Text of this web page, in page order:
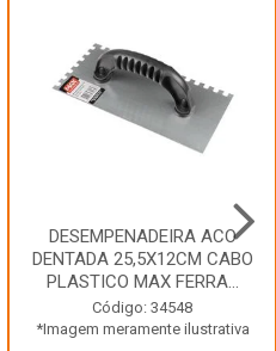
DESEMPENADEIRA ACO
DENTADA 25,5X12CM CABO
PLASTICO MAX FERRA...
Código: 34548
*Imagem meramente ilustrativa